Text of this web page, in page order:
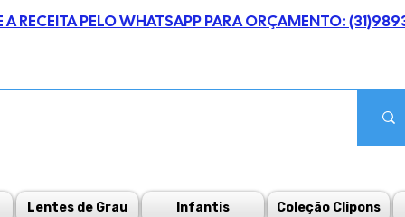
A RECEITA PELO WHATSAPP PARA ORÇAMENTO:
Lentes de Grau Infantis Coleção Clipons